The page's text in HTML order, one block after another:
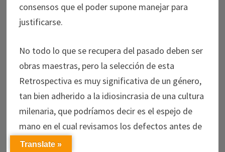
consensos que el poder supone manejar para
justificarse.
No todo lo que se recupera del pasado deben ser
obras maestras, pero la selección de esta
Retrospectiva es muy significativa de un género,
tan bien adherido a la idiosincrasia de una cultura
milenaria, que podríamos decir es el espejo de
mano en el cual revisamos los defectos antes de
salir a la calle.
Translate »